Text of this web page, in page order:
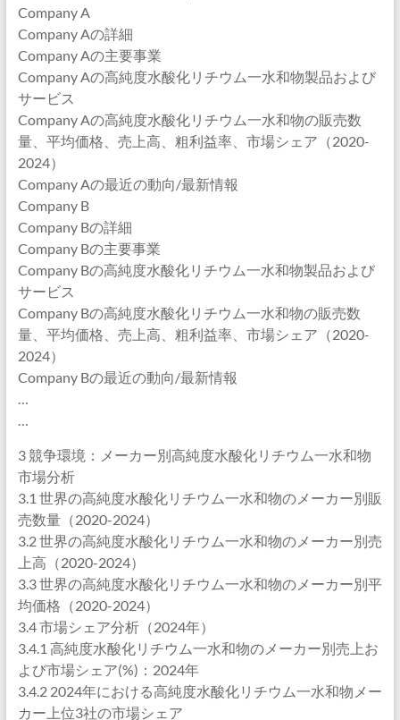
Company A
Company Aの詳細
Company Aの主要事業
Company Aの高純度水酸化リチウム一水和物製品および
サービス
Company Aの高純度水酸化リチウム一水和物の販売数
量、平均価格、売上高、粗利益率、市場シェア（2020-
2024）
Company Aの最近の動向/最新情報
Company B
Company Bの詳細
Company Bの主要事業
Company Bの高純度水酸化リチウム一水和物製品および
サービス
Company Bの高純度水酸化リチウム一水和物の販売数
量、平均価格、売上高、粗利益率、市場シェア（2020-
2024）
Company Bの最近の動向/最新情報
…
…
3 競争環境：メーカー別高純度水酸化リチウム一水和物
市場分析
3.1 世界の高純度水酸化リチウム一水和物のメーカー別販
売数量（2020-2024）
3.2 世界の高純度水酸化リチウム一水和物のメーカー別売
上高（2020-2024）
3.3 世界の高純度水酸化リチウム一水和物のメーカー別平
均価格（2020-2024）
3.4 市場シェア分析（2024年）
3.4.1 高純度水酸化リチウム一水和物のメーカー別売上お
よび市場シェア(%)：2024年
3.4.2 2024年における高純度水酸化リチウム一水和物メー
カー上位3社の市場シェア